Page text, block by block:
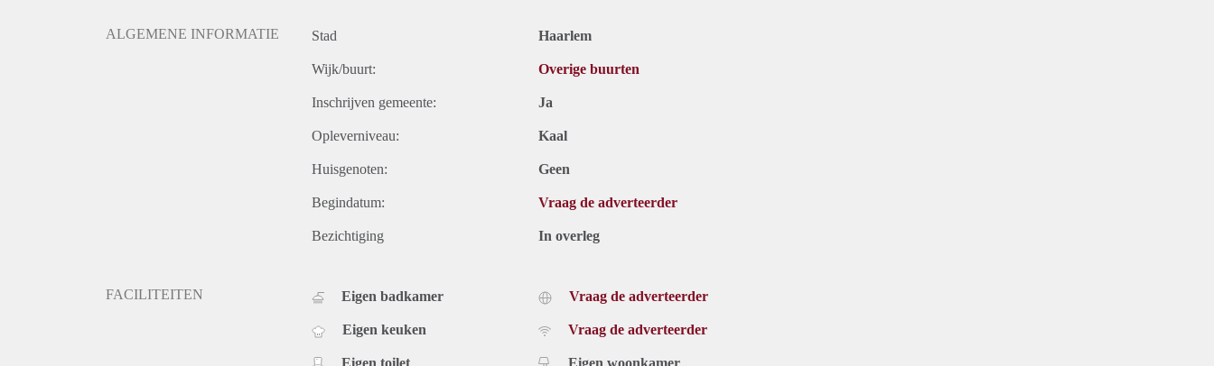
ALGEMENE INFORMATIE Stad Haarlem
Wijk/buurt: Overige buurten
Inschrijven gemeente: Ja
Opleverniveau: Kaal
Huisgenoten: Geen
Begindatum: Vraag de adverteerder
Bezichtiging In overleg
FACILITEITEN Eigen badkamer
Eigen keuken
Vraag de adverteerder
Vraag de adverteerder